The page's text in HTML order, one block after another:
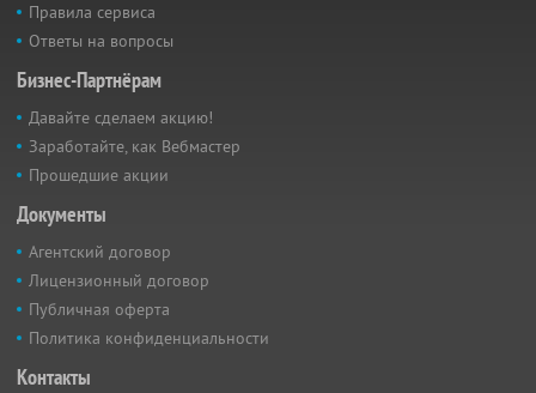
Правила сервиса
Ответы на вопросы
Бизнес-Партнёрам
Давайте сделаем акцию!
Заработайте, как Вебмастер
Прошедшие акции
Документы
Агентский договор
Лицензионный договор
Публичная оферта
Политика конфиденциальности
Контакты